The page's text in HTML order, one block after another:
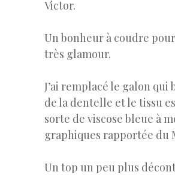
Victor.
Un bonheur à coudre
très glamour.
J’ai remplacé le galon
de la dentelle et le tissu
sorte de viscose bleue à
graphiques rapportée du
Un top un peu plus